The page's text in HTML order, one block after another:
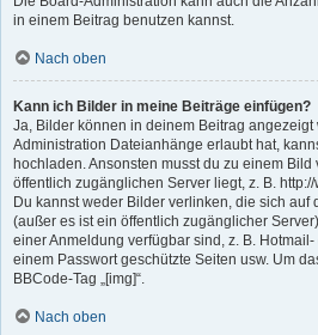
in einem Beitrag benutzen kannst.
Nach oben
Kann ich Bilder in meine Beiträge einfügen?
Ja, Bilder können in deinem Beitrag angezeigt
Administration Dateianhänge erlaubt hat,
hochladen. Ansonsten musst du zu einem
öffentlich zugänglichen Server liegt, z. B.
Du kannst weder Bilder verlinken, die sich auf
(außer es ist ein öffentlich zugänglicher
einer Anmeldung verfügbar sind, z. B.
einem Passwort geschützte Seiten usw. Um
BBCode-Tag „[img]“.
Nach oben